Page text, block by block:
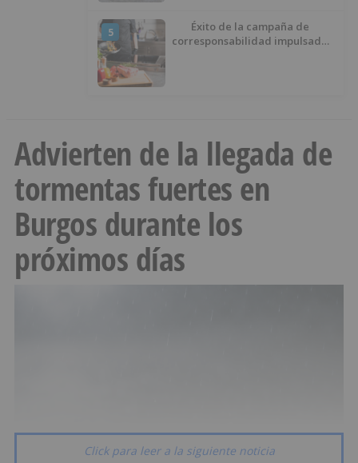
5
Éxito de la campaña de
corresponsabilidad impulsada
Advierten de la llegada de
tormentas fuertes en
Burgos durante los
próximos días
Click para leer a la siguiente noticia